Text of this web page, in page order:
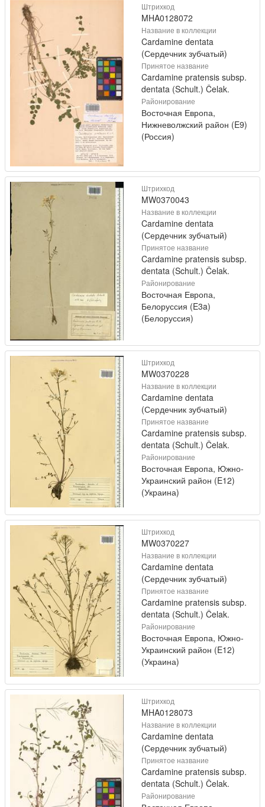
Штрихкод
MHA0128072
Название в коллекции
Cardamine dentata
(Сердечник зубчатый)
Принятое название
Cardamine pratensis subsp.
dentata (Schult.) Čelak.
Районирование
Восточная Европа,
Нижневолжский район (E9)
(Россия)
Штрихкод
MW0370043
Название в коллекции
Cardamine dentata
(Сердечник зубчатый)
Принятое название
Cardamine pratensis subsp.
dentata (Schult.) Čelak.
Районирование
Восточная Европа,
Белоруссия (E3a)
(Белоруссия)
Штрихкод
MW0370228
Название в коллекции
Cardamine dentata
(Сердечник зубчатый)
Принятое название
Cardamine pratensis subsp.
dentata (Schult.) Čelak.
Районирование
Восточная Европа, Южно-
Украинский район (E12)
(Украина)
Штрихкод
MW0370227
Название в коллекции
Cardamine dentata
(Сердечник зубчатый)
Принятое название
Cardamine pratensis subsp.
dentata (Schult.) Čelak.
Районирование
Восточная Европа, Южно-
Украинский район (E12)
(Украина)
Штрихкод
MHA0128073
Название в коллекции
Cardamine dentata
(Сердечник зубчатый)
Принятое название
Cardamine pratensis subsp.
dentata (Schult.) Čelak.
Районирование